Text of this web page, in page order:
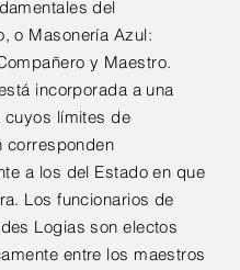
del
o Masonería Azul:
y Maestro.
incorporada a una
cuyos límites de
corresponden
a los del Estado en que
Los funcionarios de
Logias son electos
entre los maestros